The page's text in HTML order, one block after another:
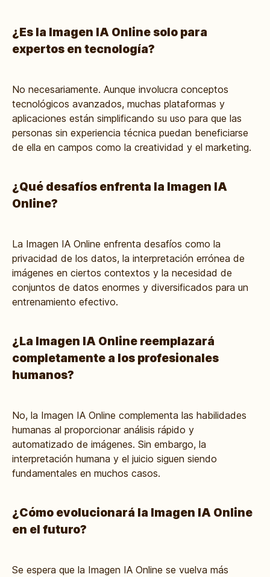
¿Es la Imagen IA Online solo para
expertos en tecnología?
No necesariamente. Aunque involucra conceptos
tecnológicos avanzados, muchas plataformas y
aplicaciones están simplificando su uso para que las
personas sin experiencia técnica puedan beneficiarse
de ella en campos como la creatividad y el marketing.
¿Qué desafíos enfrenta la Imagen IA
Online?
La Imagen IA Online enfrenta desafíos como la
privacidad de los datos, la interpretación errónea de
imágenes en ciertos contextos y la necesidad de
conjuntos de datos enormes y diversificados para un
entrenamiento efectivo.
¿La Imagen IA Online reemplazará
completamente a los profesionales
humanos?
No, la Imagen IA Online complementa las habilidades
humanas al proporcionar análisis rápido y
automatizado de imágenes. Sin embargo, la
interpretación humana y el juicio siguen siendo
fundamentales en muchos casos.
¿Cómo evolucionará la Imagen IA Online
en el futuro?
Se espera que la Imagen IA Online se vuelva más